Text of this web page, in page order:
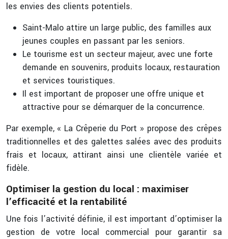
les envies des clients potentiels.
Saint-Malo attire un large public, des familles aux
jeunes couples en passant par les seniors.
Le tourisme est un secteur majeur, avec une forte
demande en souvenirs, produits locaux, restauration
et services touristiques.
Il est important de proposer une offre unique et
attractive pour se démarquer de la concurrence.
Par exemple, « La Crêperie du Port » propose des crêpes
traditionnelles et des galettes salées avec des produits
frais et locaux, attirant ainsi une clientèle variée et
fidèle.
Optimiser la gestion du local : maximiser
l’efficacité et la rentabilité
Une fois l’activité définie, il est important d’optimiser la
gestion de votre local commercial pour garantir sa